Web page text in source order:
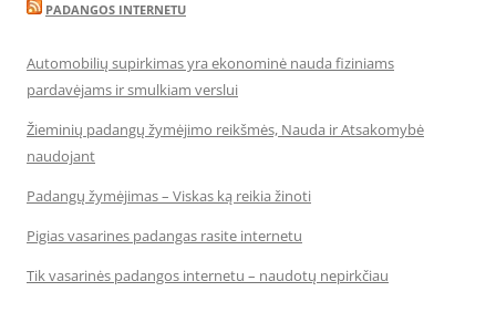
PADANGOS INTERNETU
Automobilių supirkimas yra ekonominė nauda fiziniams
pardavėjams ir smulkiam verslui
Žieminių padangų žymėjimo reikšmės, Nauda ir Atsakomybė
naudojant
Padangų žymėjimas – Viskas ką reikia žinoti
Pigias vasarines padangas rasite internetu
Tik vasarinės padangos internetu – naudotų nepirkčiau